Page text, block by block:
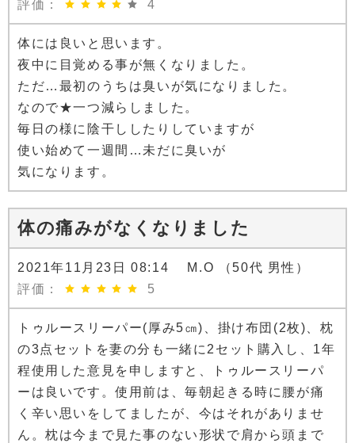
評価：
4
体には良いと思います。
夜中に目覚める事が無くなりました。
ただ…最初のうちは臭いが気になりました。
なので★一つ減らしました。
毎日の様に陰干ししたりしていますが
使い始めて一週間…未だに臭いが
気になります。
体の痛みがなくなりました
2021年11月23日 08:14 M.O （50代 男性）
評価：
5
トゥルースリーパー(厚み5㎝)、掛け布団(2枚)、枕
の3点セットを妻の分も一緒に2セット購入し、1年
程使用した意見を申しますと、トゥルースリーパ
ーは良いです。使用前は、毎朝起きる時に腰が痛
く辛い思いをしてましたが、今はそれがありませ
ん。枕は今まで見た事のない形状で肩から頭まで